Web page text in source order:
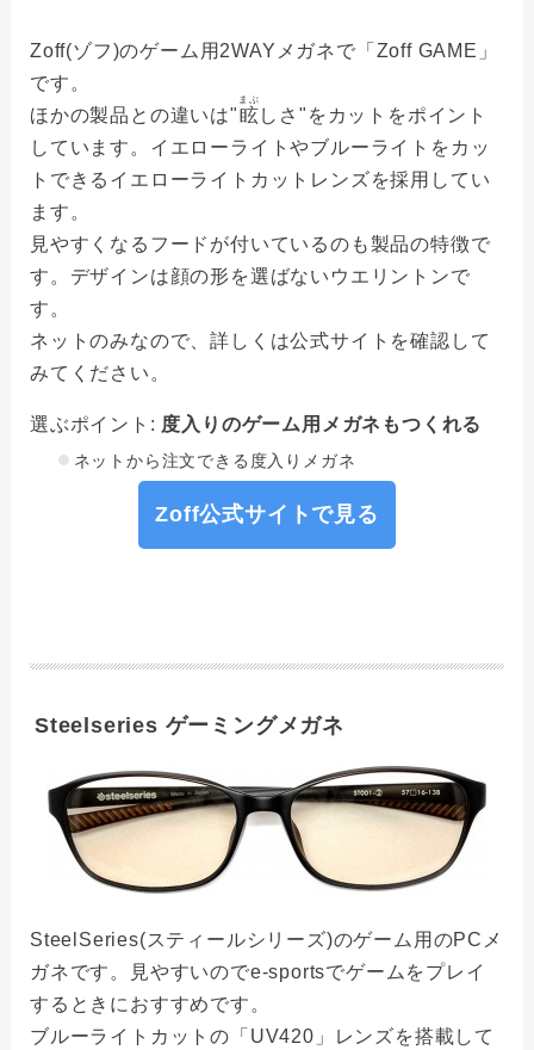
Zoff(ゾフ)のゲーム用2WAYメガネで「Zoff GAME」
です。
ほかの製品との違いは"眩
まぶ
しさ"をカットをポイント
しています。イエローライトやブルーライトをカッ
トできるイエローライトカットレンズを採用してい
ます。
見やすくなるフードが付いているのも製品の特徴で
す。デザインは顔の形を選ばないウエリントンで
す。
ネットのみなので、詳しくは公式サイトを確認して
みてください。
選ぶポイント: 度入りのゲーム用メガネもつくれる
ネットから注文できる度入りメガネ
Zoff公式サイトで見る
Steelseries ゲーミングメガネ
SteelSeries(スティールシリーズ)のゲーム用のPCメ
ガネです。見やすいのでe-sportsでゲームをプレイ
するときにおすすめです。
ブルーライトカットの「UV420」レンズを搭載して